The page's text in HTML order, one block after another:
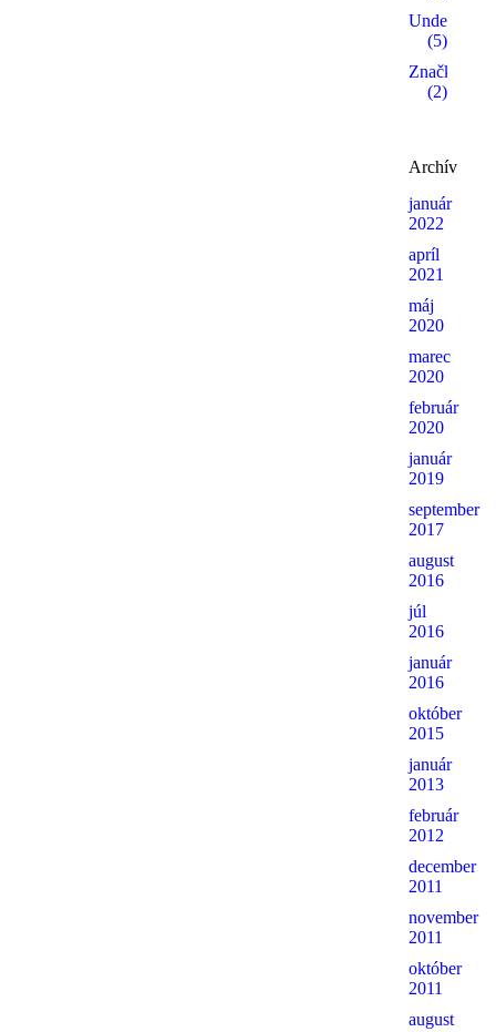
(5)
Značky
(2)
Archív
január
2022
apríl
2021
máj
2020
marec
2020
február
2020
január
2019
september
2017
august
2016
júl
2016
január
2016
október
2015
január
2013
február
2012
december
2011
november
2011
október
2011
august